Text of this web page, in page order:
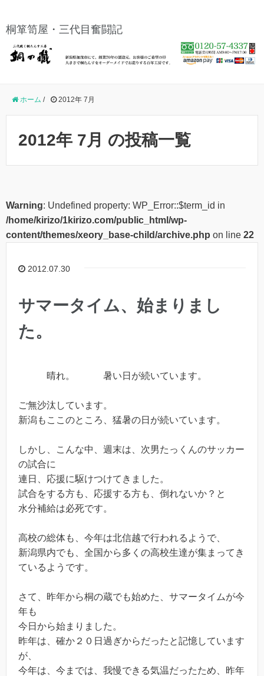
桐箪笥屋・三代目奮闘記
ホーム / 2012年 7月
2012年 7月 の投稿一覧
Warning: Undefined property: WP_Error::$term_id in
/home/kirizo/1kirizo.com/public_html/wp-
content/themes/xeory_base-child/archive.php on line 22
2012.07.30
サマータイム、始まりまし
た。
晴れ。 暑い日が続いています。
ご無沙汰しています。
新潟もここのところ、猛暑の日が続いています。
しかし、こんな中、週末は、次男たっくんのサッカー
の試合に
連日、応援に駆けつけてきました。
試合をする方も、応援する方も、倒れないか？と
水分補給は必死です。
高校の総体も、今年は北信越で行われるようで、
新潟県内でも、全国から多くの高校生達が集まってき
ているようです。
さて、昨年から桐の蔵でも始めた、サマータイムが今
年も
今日から始まりました。
昨年は、確か２０日過ぎからだったと記憶しています
が、
今年は、今までは、我慢できる気温だったため、昨年